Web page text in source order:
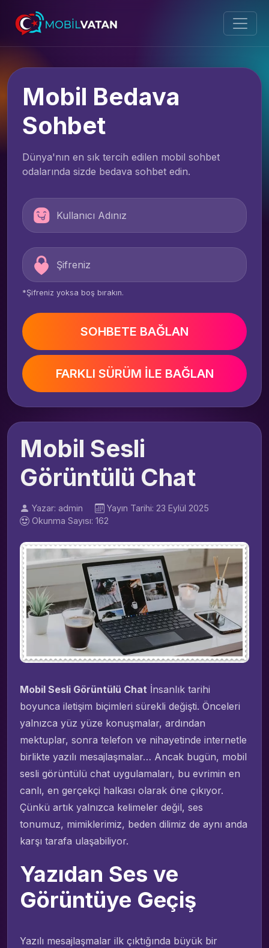
Mobil Bedava
Sohbet
Dünya'nın en sık tercih edilen mobil sohbet
odalarında sizde bedava sohbet edin.
*Şifreniz yoksa boş bırakın.
SOHBETE BAĞLAN
FARKLI SÜRÜM İLE BAĞLAN
Mobil Sesli
Görüntülü Chat
Yazar: admin
Yayın Tarihi: 23 Eylül 2025
Okunma Sayısı: 162
Mobil Sesli Görüntülü Chat İnsanlık tarihi
boyunca iletişim biçimleri sürekli değişti. Önceleri
yalnızca yüz yüze konuşmalar, ardından
mektuplar, sonra telefon ve nihayetinde internetle
birlikte yazılı mesajlaşmalar… Ancak bugün, mobil
sesli görüntülü chat uygulamaları, bu evrimin en
canlı, en gerçekçi halkası olarak öne çıkıyor.
Çünkü artık yalnızca kelimeler değil, ses
tonumuz, mimiklerimiz, beden dilimiz de aynı anda
karşı tarafa ulaşabiliyor.
Yazıdan Ses ve
Görüntüye Geçiş
Yazılı mesajlaşmalar ilk çıktığında büyük bir